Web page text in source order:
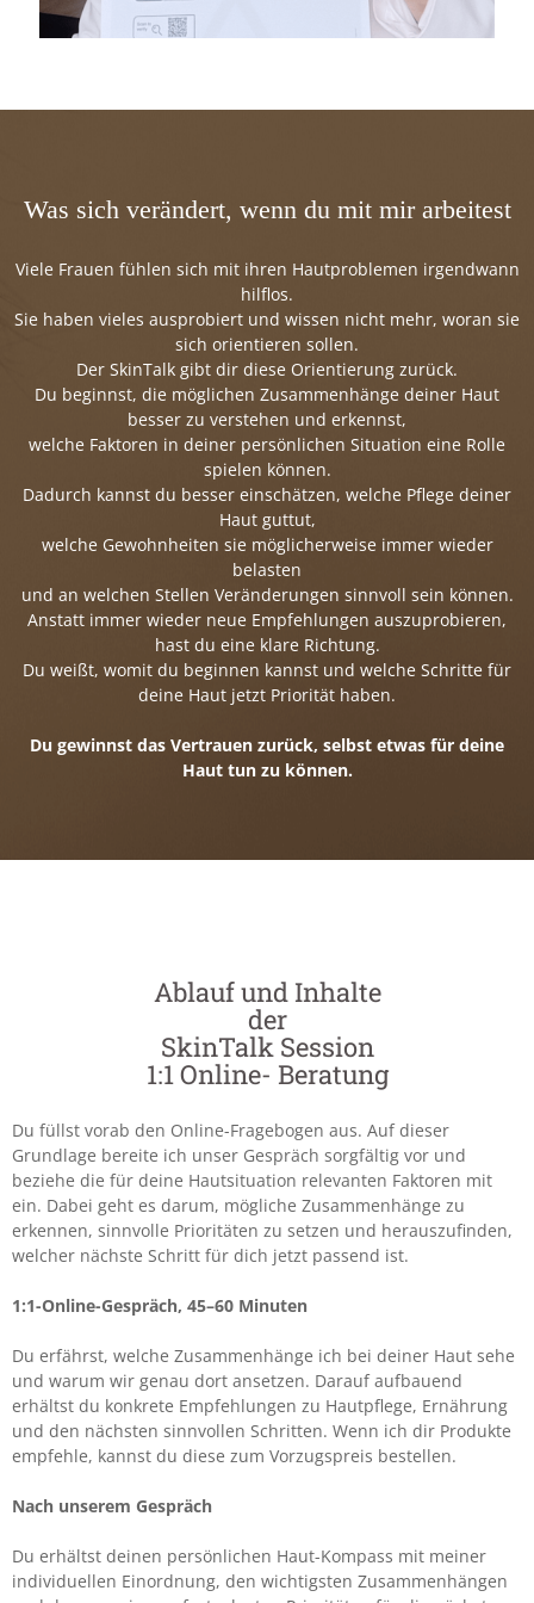
Was sich verändert, wenn du mit mir arbeitest
Viele Frauen fühlen sich mit ihren Hautproblemen irgendwann
hilflos.
Sie haben vieles ausprobiert und wissen nicht mehr, woran sie
sich orientieren sollen.
Der SkinTalk gibt dir diese Orientierung zurück.
Du beginnst, die möglichen Zusammenhänge deiner Haut
besser zu verstehen und erkennst,
welche Faktoren in deiner persönlichen Situation eine Rolle
spielen können.
Dadurch kannst du besser einschätzen, welche Pflege deiner
Haut guttut,
welche Gewohnheiten sie möglicherweise immer wieder
belasten
und an welchen Stellen Veränderungen sinnvoll sein können.
Anstatt immer wieder neue Empfehlungen auszuprobieren,
hast du eine klare Richtung.
Du weißt, womit du beginnen kannst und welche Schritte für
deine Haut jetzt Priorität haben.
Du gewinnst das Vertrauen zurück, selbst etwas für deine
Haut tun zu können.
Ablauf und Inhalte
der
SkinTalk Session
1:1 Online- Beratung
Du füllst vorab den Online-Fragebogen aus. Auf dieser
Grundlage bereite ich unser Gespräch sorgfältig vor und
beziehe die für deine Hautsituation relevanten Faktoren mit
ein. Dabei geht es darum, mögliche Zusammenhänge zu
erkennen, sinnvolle Prioritäten zu setzen und herauszufinden,
welcher nächste Schritt für dich jetzt passend ist.
1:1-Online-Gespräch, 45–60 Minuten
Du erfährst, welche Zusammenhänge ich bei deiner Haut sehe
und warum wir genau dort ansetzen. Darauf aufbauend
erhältst du konkrete Empfehlungen zu Hautpflege, Ernährung
und den nächsten sinnvollen Schritten. Wenn ich dir Produkte
empfehle, kannst du diese zum Vorzugspreis bestellen.
Nach unserem Gespräch
Du erhältst deinen persönlichen Haut-Kompass mit meiner
individuellen Einordnung, den wichtigsten Zusammenhängen